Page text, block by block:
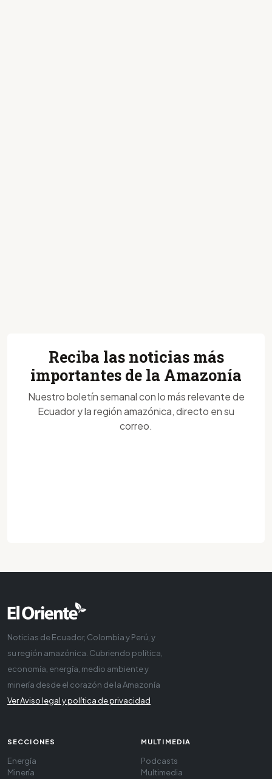
Reciba las noticias más
importantes de la Amazonía
Nuestro boletín semanal con lo más relevante de
Ecuador y la región amazónica, directo en su
correo.
Noticias de Ecuador, Colombia y Perú, y
su región amazónica. Cubriendo política,
economía, energía, medio ambiente y
minería desde el corazón de la Amazonía
Ver Aviso legal y política de privacidad
SECCIONES
Energía
Minería
MULTIMEDIA
Podcasts
Multimedia